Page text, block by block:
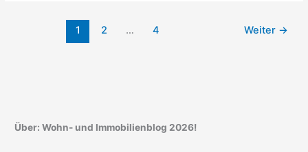
1 2 … 4 Weiter →
Über: Wohn- und Immobilienblog 2026!